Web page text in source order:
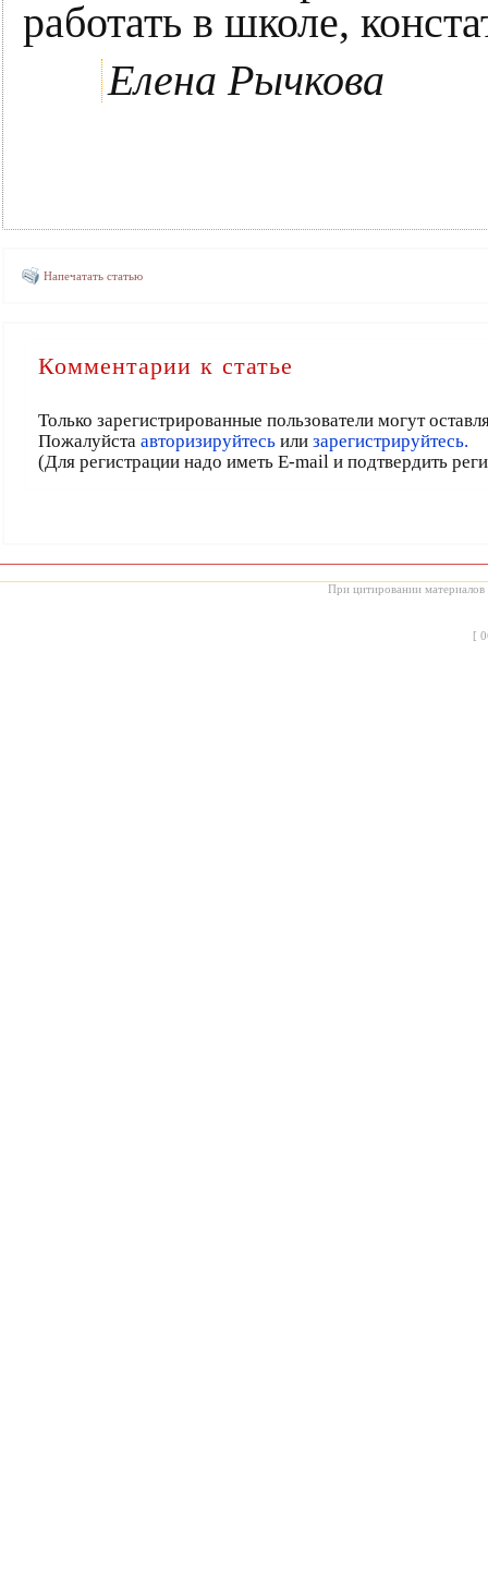
работать в школе,
Елена Рычкова
Напечатать статью
Комментарии к статье
Только зарегистрированные пользователи могут
Пожалуйста авторизируйтесьили зарегистрируйтесь.
(Для регистрации надо иметь E-mail и подтвердить
При цитировании материалов
[